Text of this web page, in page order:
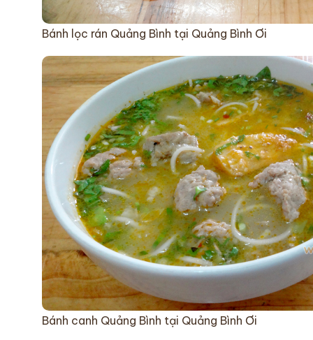
Bánh lọc rán Quảng Bình tại Quảng Bình Ơi
Bánh canh Quảng Bình tại Quảng Bình Ơi